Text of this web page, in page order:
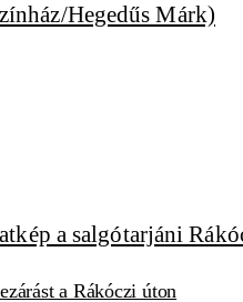
a Rákóczi úton